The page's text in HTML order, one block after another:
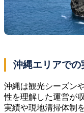
沖縄エリアで
沖縄は観光シーズン
性を理解した運営が
実績や現地清掃体制